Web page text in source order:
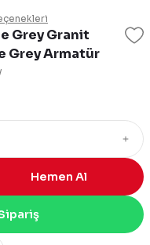
Grey Granit
Grey Armatür
Hemen Al